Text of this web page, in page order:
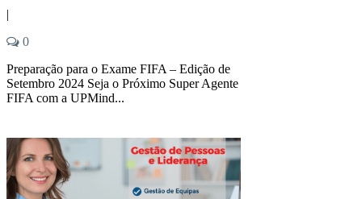
|
0
Preparação para o Exame FIFA – Edição de
Setembro 2024 Seja o Próximo Super Agente
FIFA com a UPMind...